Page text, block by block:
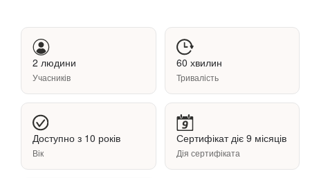
2 людини
Учасників
60 хвилин
Тривалість
Доступно з 10 років
Вік
Сертифікат діє 9 місяців
Дія сертифіката